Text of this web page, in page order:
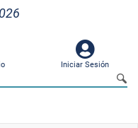
Iniciar Sesión